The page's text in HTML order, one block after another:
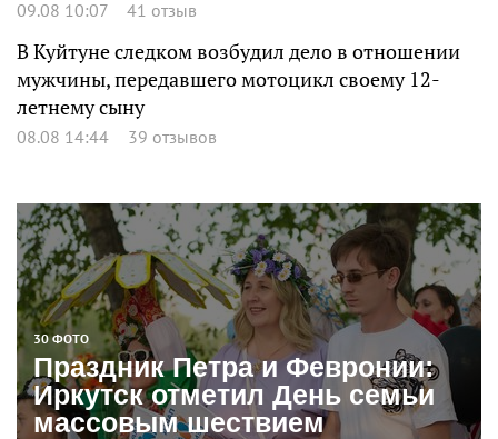
09.08 10:07 41 отзыв
В Куйтуне следком возбудил дело в отношении
мужчины, передавшего мотоцикл своему 12-
летнему сыну
08.08 14:44 39 отзывов
30 ФОТО
Праздник Петра и Февронии:
Иркутск отметил День семьи
массовым шествием